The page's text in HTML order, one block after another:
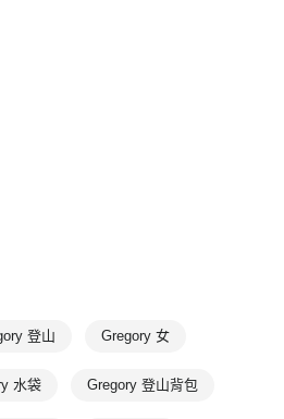
以上)免運費
登山 Gregory 女
水袋 Gregory 登山背包